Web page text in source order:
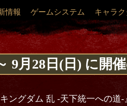
情報 ゲームシステム キャラク
9月28日(日) に開
ングダム 乱 -天下統一への道